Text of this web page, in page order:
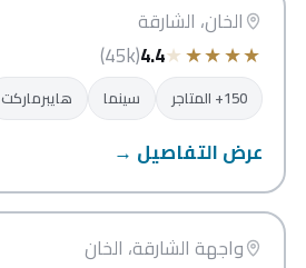
الشارقة
الخان، الشارقة
★
★
★
★
★
4.4
(45k)
150+ المتاجر سينما هايبرماركت
عرض التفاصيل →
الشارقة
جزيرة مريم
واجهة الشارقة، الخان